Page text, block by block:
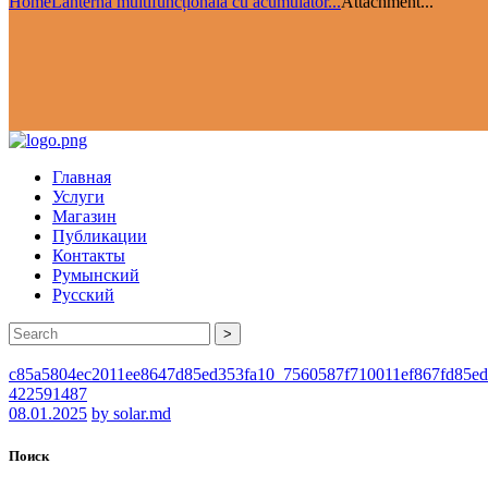
Главная
Услуги
Магазин
Публикации
Контакты
Румынский
Русский
>
422591487
08.01.2025 by solar.md
Поиск